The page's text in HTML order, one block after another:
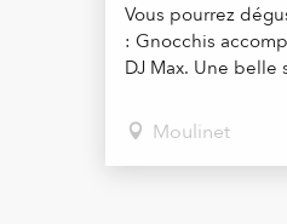
Vous pourrez
: Gnocchis
DJ Max. Une belle
Moulinet